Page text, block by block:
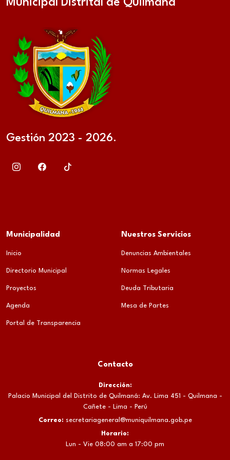
Municipal Distrital de Quilmaná
Gestión 2023 - 2026.
Municipalidad
Inicio
Directorio Municipal
Proyectos
Agenda
Portal de Transparencia
Nuestros Servicios
Denuncias Ambientales
Normas Legales
Deuda Tributaria
Mesa de Partes
Contacto
Dirección:
Palacio Municipal del Distrito de Quilmaná: Av. Lima 451 - Quilmana -
Cañete - Lima - Perú
Correo: secretariageneral@muniquilmana.gob.pe
Horario:
Lun - Vie 08:00 am a 17:00 pm